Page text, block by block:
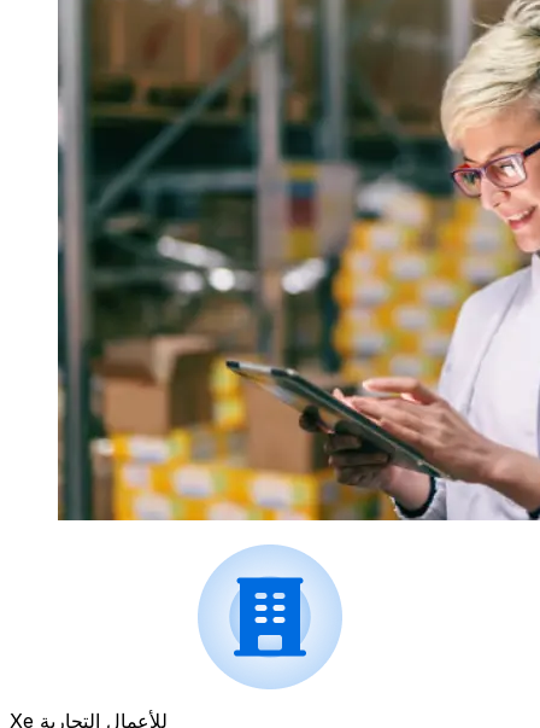
Xe للأعمال التجارية